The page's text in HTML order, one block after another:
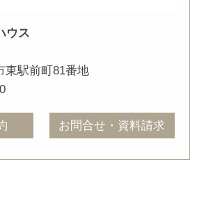
ウス
東駅前町81番地
お問合せ・資料請求